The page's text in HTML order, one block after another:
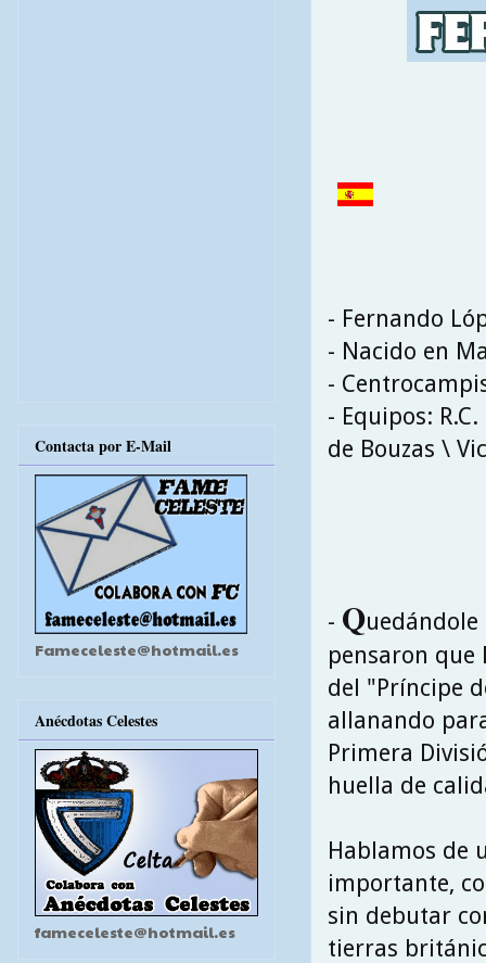
- Fernando
- Nacido en
-
- Equipos:
de Bouzas \
- Q
pensaron que
del "Príncipe
allanando
Primera
huella de
Hablamos de
importante,
sin debutar
tierras
Contacta por E-Mail
Fameceleste@hotmail.es
Anécdotas Celestes
fameceleste@hotmail.es